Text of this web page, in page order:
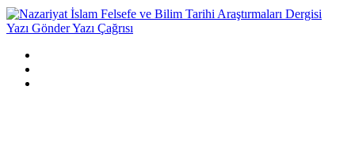
Yazı GönderYazı Çağrısı